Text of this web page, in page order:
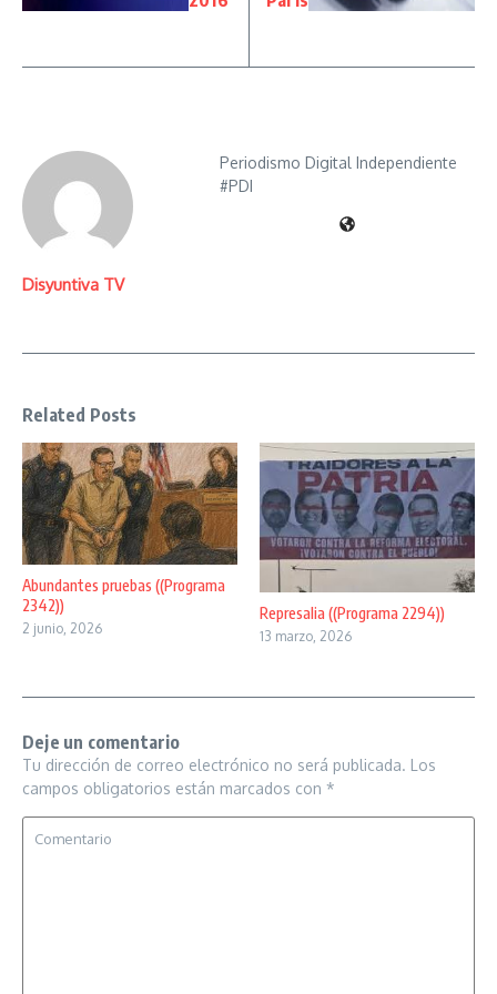
Disyuntiva TV
Periodismo Digital Independiente
#PDI
Related Posts
Abundantes pruebas ((Programa
2342))
2 junio, 2026
Represalia ((Programa 2294))
13 marzo, 2026
Deje un comentario
Tu dirección de correo electrónico no será publicada. Los
campos obligatorios están marcados con *